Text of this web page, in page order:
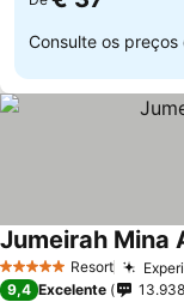
Consulte os preços
5 Estrelas Resort
Jumeirah Mina
9,4 Excelente 13.938